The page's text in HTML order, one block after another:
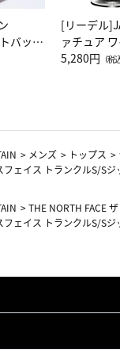
バッグ
）ス
[リーデル
ァチュア
ト（レッド
5,280円 （税
> メンズ > トップス >
フェイス トランクルS/S
>THE NORTH FACE
フェイス トランクルS/S